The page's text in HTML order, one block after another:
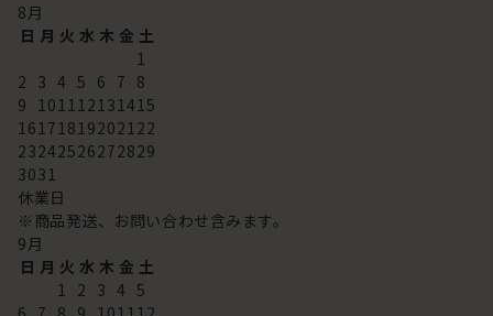
8月
日 月 火 水 木 金 土
1
2 3 4 5 6 7 8
9 101112131415
16171819202122
23242526272829
3031
休業日
※商品発送、お問い合わせ含みます。
9月
日 月 火 水 木 金 土
1 2 3 4 5